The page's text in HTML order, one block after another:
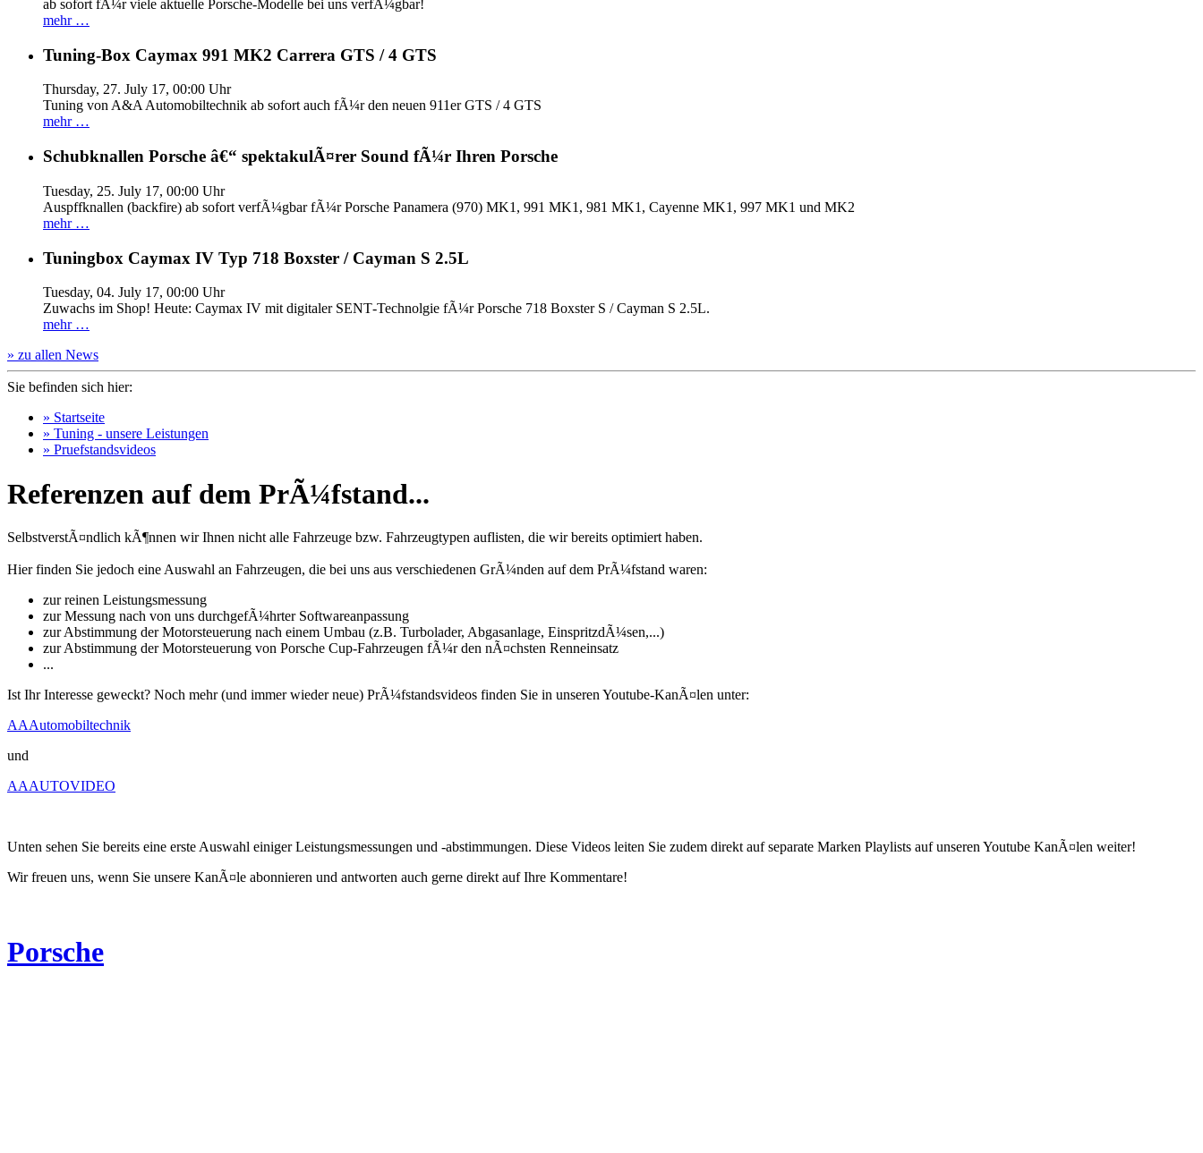
ab sofort fÃ¼r viele aktuelle Porsche-Modelle bei uns verfÃ¼gbar!
mehr …
Tuning-Box Caymax 991 MK2 Carrera GTS / 4 GTS
Thursday, 27. July 17, 00:00 Uhr
Tuning von A&A Automobiltechnik ab sofort auch fÃ¼r den neuen 911er GTS / 4 GTS
mehr …
Schubknallen Porsche â€“ spektakulÃ¤rer Sound fÃ¼r Ihren Porsche
Tuesday, 25. July 17, 00:00 Uhr
Auspffknallen (backfire) ab sofort verfÃ¼gbar fÃ¼r Porsche Panamera (970) MK1, 991 MK1, 981 MK1, Cayenne MK1, 997 MK1 und MK2
mehr …
Tuningbox Caymax IV Typ 718 Boxster / Cayman S 2.5L
Tuesday, 04. July 17, 00:00 Uhr
Zuwachs im Shop! Heute: Caymax IV mit digitaler SENT‐Technolgie fÃ¼r Porsche 718 Boxster S / Cayman S 2.5L.
mehr …
» zu allen News
Sie befinden sich hier:
» Startseite
» Tuning - unsere Leistungen
» Pruefstandsvideos
Referenzen auf dem PrÃ¼fstand...
SelbstverstÃ¤ndlich kÃ¶nnen wir Ihnen nicht alle Fahrzeuge bzw. Fahrzeugtypen auflisten, die wir bereits optimiert haben.
Hier finden Sie jedoch eine Auswahl an Fahrzeugen, die bei uns aus verschiedenen GrÃ¼nden auf dem PrÃ¼fstand waren:
zur reinen Leistungsmessung
zur Messung nach von uns durchgefÃ¼hrter Softwareanpassung
zur Abstimmung der Motorsteuerung nach einem Umbau (z.B. Turbolader, Abgasanlage, EinspritzdÃ¼sen,...)
zur Abstimmung der Motorsteuerung von Porsche Cup-Fahrzeugen fÃ¼r den nÃ¤chsten Renneinsatz
...
Ist Ihr Interesse geweckt? Noch mehr (und immer wieder neue) PrÃ¼fstandsvideos finden Sie in unseren Youtube-KanÃ¤len unter:
AAAutomobiltechnik
und
AAAUTOVIDEO
Unten sehen Sie bereits eine erste Auswahl einiger Leistungsmessungen und -abstimmungen. Diese Videos leiten Sie zudem direkt auf separate Marken Playlists auf unseren Youtube KanÃ¤len weiter!
Wir freuen uns, wenn Sie unsere KanÃ¤le abonnieren und antworten auch gerne direkt auf Ihre Kommentare!
Porsche